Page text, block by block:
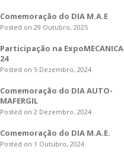
Comemoração do DIA M.A.E
Posted on 29 Outubro, 2025
Participação na ExpoMECÂNICA
24
Posted on 5 Dezembro, 2024
Comemoração do DIA AUTO-
MAFERGIL
Posted on 2 Dezembro, 2024
Comemoração do DIA M.A.E.
Posted on 1 Outubro, 2024